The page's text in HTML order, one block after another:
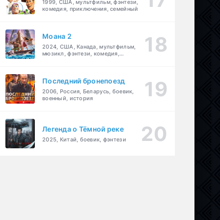
детектив
1999, США, мультфильм, фэнтези,
комедия, приключения, семейный
Моана 2
2024, США, Канада, мультфильм,
мюзикл, фэнтези, комедия,
Последний бронепоезд
2006, Россия, Беларусь, боевик,
военный, история
Легенда о Тёмной реке
2025, Китай, боевик, фэнтези